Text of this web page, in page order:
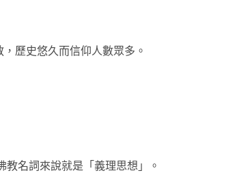
歷史悠久而信仰人數眾多。
教名詞來說就是「義理思想」。